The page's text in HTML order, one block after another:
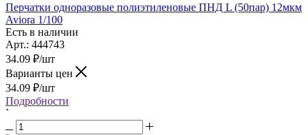
Перчатки одноразовые полиэтиленовые ПНД L (50пар) 12мкм
Aviora 1/100
Есть в наличии
Арт.: 444743
34.09 ₽/шт
Варианты цен
34.09 ₽/шт
Подробности
`